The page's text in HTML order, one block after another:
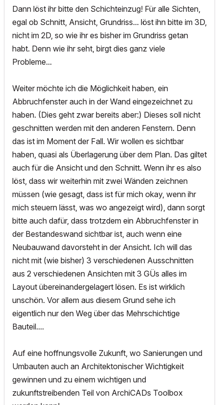
Dann löst ihr bitte den Schichteinzug! Für alle Sichten,
egal ob Schnitt, Ansicht, Grundriss... löst ihn bitte im 3D,
nicht im 2D, so wie ihr es bisher im Grundriss getan
habt. Denn wie ihr seht, birgt dies ganz viele
Probleme...
Weiter möchte ich die Möglichkeit haben, ein
Abbruchfenster auch in der Wand eingezeichnet zu
haben. (Dies geht zwar bereits aber:) Dieses soll nicht
geschnitten werden mit den anderen Fenstern. Denn
das ist im Moment der Fall. Wir wollen es sichtbar
haben, quasi als Überlagerung über dem Plan. Das giltet
auch für die Ansicht und den Schnitt. Wenn ihr es also
löst, dass wir weiterhin mit zwei Wänden zeichnen
müssen (wie gesagt, dass ist für mich okay, wenn ihr
mich steuern lässt, was wo angezeigt wird), dann sorgt
bitte auch dafür, dass trotzdem ein Abbruchfenster in
der Bestandeswand sichtbar ist, auch wenn eine
Neubauwand davorsteht in der Ansicht. Ich will das
nicht mit (wie bisher) 3 verschiedenen Ausschnitten
aus 2 verschiedenen Ansichten mit 3 GÜs alles im
Layout übereinandergelagert lösen. Es ist wirklich
unschön. Vor allem aus diesem Grund sehe ich
eigentlich nur den Weg über das Mehrschichtige
Bauteil....
Auf eine hoffnungsvolle Zukunft, wo Sanierungen und
Umbauten auch an Architektonischer Wichtigkeit
gewinnen und zu einem wichtigen und
zukunftstreibenden Teil von ArchiCADs Toolbox